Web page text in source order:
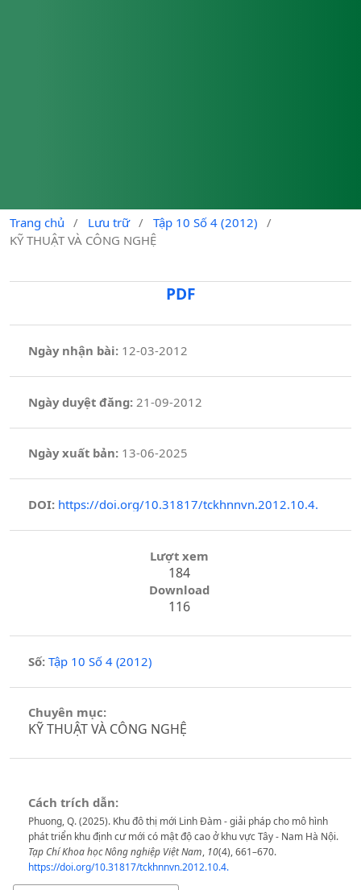
Trang chủ / Lưu trữ / Tập 10 Số 4 (2012)
/
KỸ THUẬT VÀ CÔNG NGHỆ
PDF
Ngày nhận bài: 12-03-2012
Ngày duyệt đăng:21-09-2012
Ngày xuất bản: 13-06-2025
DOI: https://doi.org/10.31817/tckhnnvn.2012.10.4.
Lượt xem
184
Download
116
Số: Tập 10 Số 4 (2012)
Chuyên mục:
KỸ THUẬT VÀ CÔNG NGHỆ
Cách trích dẫn:
Phuong, Q. (2025). Khu đô thị mới Linh Đàm - giải pháp cho mô hình
phát triển khu định cư mới có mật độ cao ở khu vực Tây - Nam Hà Nội.
Tạp Chí Khoa học Nông nghiệp Việt Nam, 10(4), 661–670.
https://doi.org/10.31817/tckhnnvn.2012.10.4.